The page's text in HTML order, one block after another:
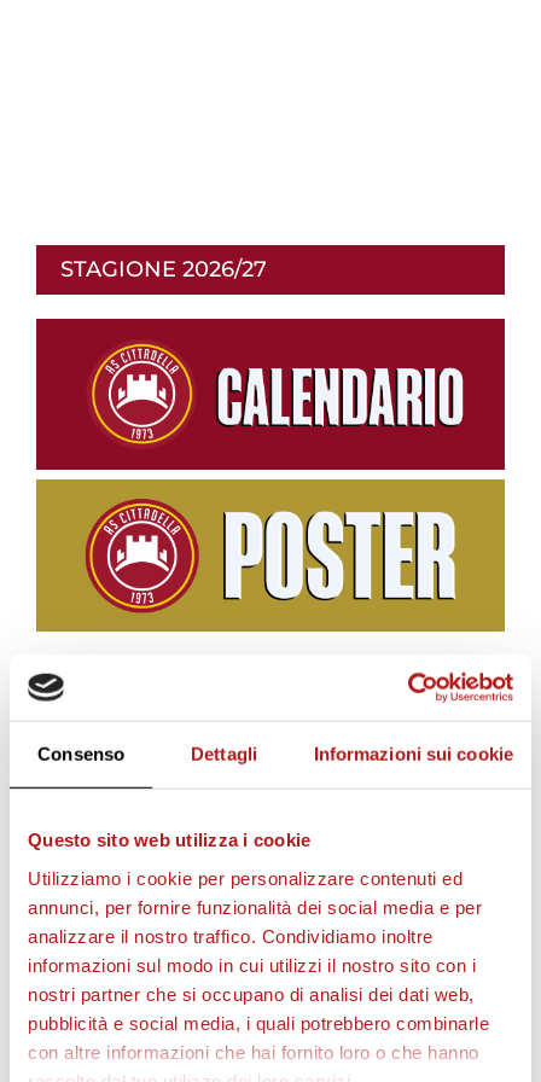
Consenso Dettagli Informazioni sui cookie
Questo sito web utilizza i cookie
Utilizziamo i cookie per personalizzare contenuti ed
annunci, per fornire funzionalità dei social media e per
analizzare il nostro traffico. Condividiamo inoltre
informazioni sul modo in cui utilizzi il nostro sito con i
nostri partner che si occupano di analisi dei dati web,
pubblicità e social media, i quali potrebbero combinarle
con altre informazioni che hai fornito loro o che hanno
STAGIONE 2026/27
AS CITTADELLA STORE